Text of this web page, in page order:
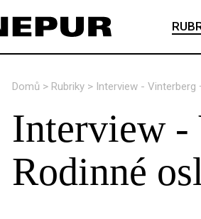
Domů > Rubriky > Interview - Vinterberg
Interview -
Rodinné